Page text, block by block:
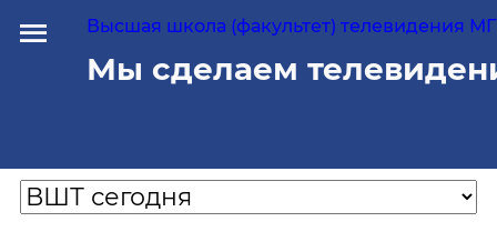
Высшая школа (факультет) телевидения
Мы сделаем